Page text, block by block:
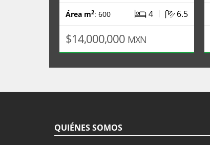
Área m2: 600 4 | 6.5
$14,000,000 MXN
QUIÉNES SOMOS